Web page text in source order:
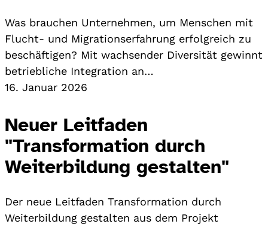
Was brauchen Unternehmen, um Menschen mit
Flucht- und Migrationserfahrung erfolgreich zu
beschäftigen? Mit wachsender Diversität gewinnt
betriebliche Integration an…
16. Januar 2026
Neuer Leitfaden
"Transformation durch
Weiterbildung gestalten"
Der neue Leitfaden Transformation durch
Weiterbildung gestalten aus dem Projekt